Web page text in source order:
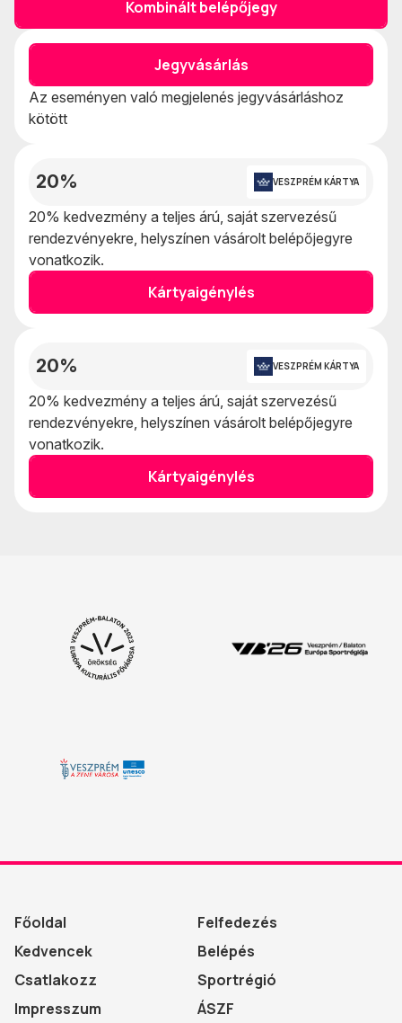
Kombinált belépőjegy
Jegyvásárlás
Az eseményen való megjelenés jegyvásárláshoz
kötött
20% VESZPRÉM KÁRTYA
20% kedvezmény a teljes árú, saját szervezésű
rendezvényekre, helyszínen vásárolt belépőjegyre
vonatkozik.
Kártyaigénylés
20% VESZPRÉM KÁRTYA
20% kedvezmény a teljes árú, saját szervezésű
rendezvényekre, helyszínen vásárolt belépőjegyre
vonatkozik.
Kártyaigénylés
Főoldal
Felfedezés
Kedvencek
Belépés
Csatlakozz
Sportrégió
Impresszum
ÁSZF